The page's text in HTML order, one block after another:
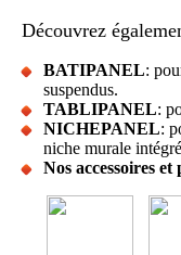
Découvrez
BATIPANEL:
suspendus.
TABLIPANEL:
NICHEPANEL:
niche murale
Nos accessoires et